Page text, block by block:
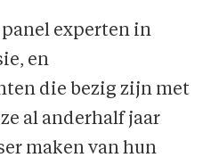
experten in
en
die bezig zijn met
al anderhalf jaar
maken van hun